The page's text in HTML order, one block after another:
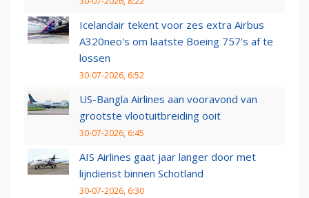
Icelandair tekent voor zes extra Airbus
A320neo's om laatste Boeing 757's af te
lossen
30-07-2026, 6:52
US-Bangla Airlines aan vooravond van
grootste vlootuitbreiding ooit
30-07-2026, 6:45
AIS Airlines gaat jaar langer door met
lijndienst binnen Schotland
30-07-2026, 6:30